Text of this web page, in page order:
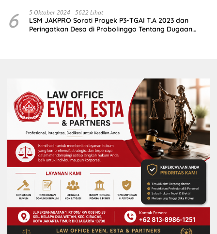
6 5 Oktober 2024 5622 Lihat
LSM JAKPRO Soroti Proyek P3-TGAI T.A 2023 dan
Peringatkan Desa di Probolinggo Tentang Dugaan